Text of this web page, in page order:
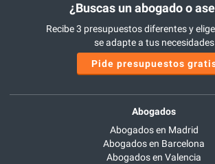
¿Buscas un abogado o
Recibe 3 presupuestos diferentes y
se adapte a tus necesidades
Pide presupuestos
Abogados
Abogados en Madrid
Abogados en Barcelona
Abogados en Valencia